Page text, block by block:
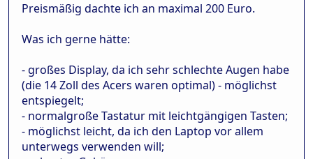
Preismäßig dachte ich an maximal 200 Euro.
Was ich gerne hätte:
- großes Display, da ich sehr schlechte Augen habe
(die 14 Zoll des Acers waren optimal) - möglichst
entspiegelt;
- normalgroße Tastatur mit leichtgängigen Tasten;
- möglichst leicht, da ich den Laptop vor allem
unterwegs verwenden will;